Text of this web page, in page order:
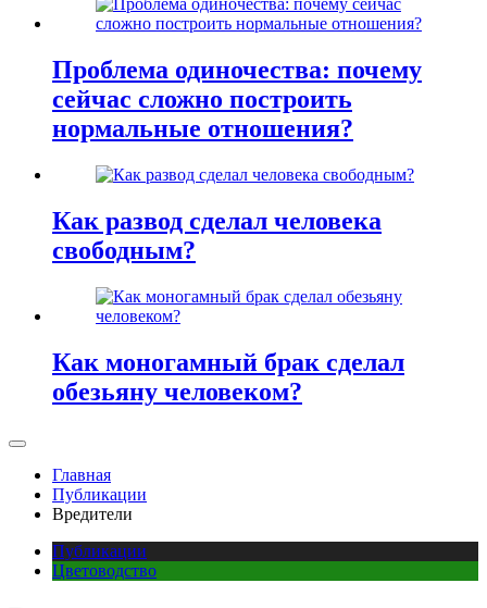
Проблема одиночества: почему
сейчас сложно построить
нормальные отношения?
Как развод сделал человека
свободным?
Как моногамный брак сделал
обезьяну человеком?
Главная
Публикации
Вредители
Публикации
Цветоводство